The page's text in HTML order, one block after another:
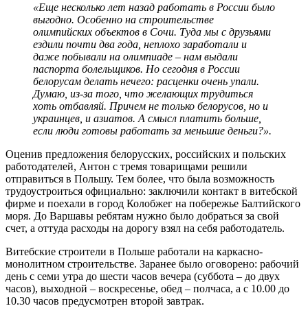
«Еще несколько лет назад работать в России было
выгодно. Особенно на строительстве
олимпийских объектов в Сочи. Туда мы с друзьями
ездили почти два года, неплохо заработали и
даже побывали на олимпиаде – нам выдали
паспорта болельщиков. Но сегодня в России
белорусам делать нечего: расценки очень упали.
Думаю, из-за того, что желающих трудиться
хоть отбавляй. Причем не только белорусов, но и
украинцев, и азиатов. А смысл платить больше,
если люди готовы работать за меньшие деньги?».
Оценив предложения белорусских, российских и польских
работодателей, Антон с тремя товарищами решили
отправиться в Польшу. Тем более, что была возможность
трудоустроиться официально: заключили контакт в витебской
фирме и поехали в город Колобжег на побережье Балтийского
моря. До Варшавы ребятам нужно было добраться за свой
счет, а оттуда расходы на дорогу взял на себя работодатель.
Витебские строители в Польше работали на каркасно-
монолитном строительстве. Заранее было оговорено: рабочий
день с семи утра до шести часов вечера (суббота – до двух
часов), выходной – воскресенье, обед – полчаса, а с 10.00 до
10.30 часов предусмотрен второй завтрак.